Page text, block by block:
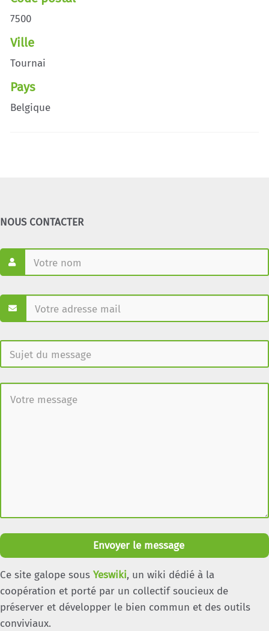
7500
Ville
Tournai
Pays
Belgique
NOUS CONTACTER
Envoyer le message
Ce site galope sous Yeswiki, un wiki dédié à la
coopération et porté par un collectif soucieux de
préserver et développer le bien commun et des outils
conviviaux.